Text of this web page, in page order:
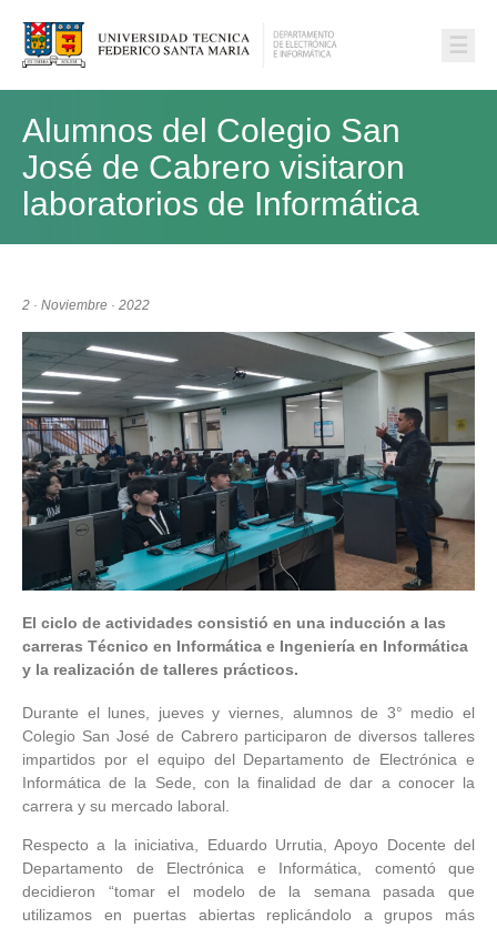
☰
Alumnos del Colegio San
José de Cabrero visitaron
laboratorios de Informática
2 · Noviembre · 2022
El ciclo de actividades consistió en una inducción a las
carreras Técnico en Informática e Ingeniería en Informática
y la realización de talleres prácticos.
Durante el lunes, jueves y viernes, alumnos de 3° medio el
Colegio San José de Cabrero participaron de diversos talleres
impartidos por el equipo del Departamento de Electrónica e
Informática de la Sede, con la finalidad de dar a conocer la
carrera y su mercado laboral.
Respecto a la iniciativa, Eduardo Urrutia, Apoyo Docente del
Departamento de Electrónica e Informática, comentó que
decidieron “tomar el modelo de la semana pasada que
utilizamos en puertas abiertas replicándolo a grupos más